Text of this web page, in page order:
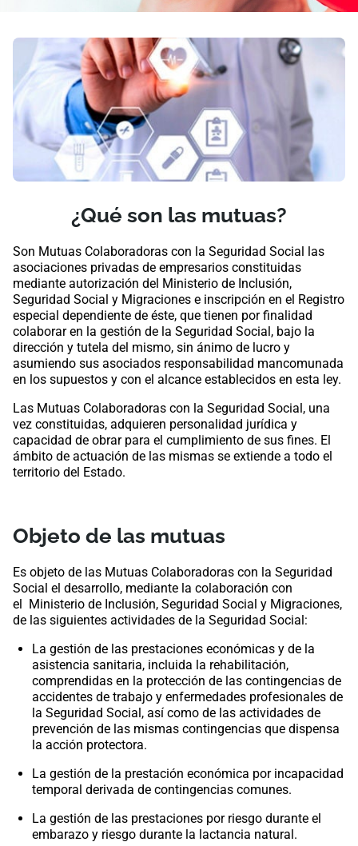
¿Qué son las mutuas?
Son Mutuas Colaboradoras con la Seguridad Social las
asociaciones privadas de empresarios constituidas
mediante autorización del Ministerio de Inclusión,
Seguridad Social y Migraciones e inscripción en el Registro
especial dependiente de éste, que tienen por finalidad
colaborar en la gestión de la Seguridad Social, bajo la
dirección y tutela del mismo, sin ánimo de lucro y
asumiendo sus asociados responsabilidad mancomunada
en los supuestos y con el alcance establecidos en esta ley.
Las Mutuas Colaboradoras con la Seguridad Social, una
vez constituidas, adquieren personalidad jurídica y
capacidad de obrar para el cumplimiento de sus fines. El
ámbito de actuación de las mismas se extiende a todo el
territorio del Estado.
Objeto de las mutuas
Es objeto de las Mutuas Colaboradoras con la Seguridad
Social el desarrollo, mediante la colaboración con
el Ministerio de Inclusión, Seguridad Social y Migraciones​,
de las siguientes actividades de la Seguridad Social:
La gestión de las prestaciones económicas y de la
asistencia sanitaria, incluida la rehabilitación,
comprendidas en la protección de las contingencias de
accidentes de trabajo y enfermedades profesionales de
la Seguridad Social, así como de las actividades de
prevención de las mismas contingencias que dispensa
la acción protectora.
La gestión de la prestación económica por incapacidad
temporal derivada de contingencias comunes.
La gestión de las prestaciones por riesgo durante el
embarazo y riesgo durante la lactancia natural.